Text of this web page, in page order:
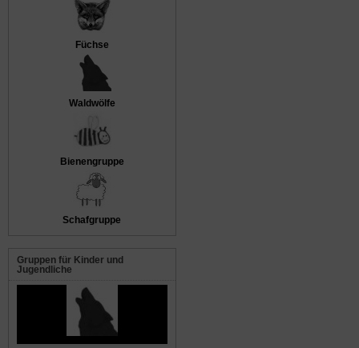
Füchse
Waldwölfe
Bienengruppe
Schafgruppe
Gruppen für Kinder und
Jugendliche